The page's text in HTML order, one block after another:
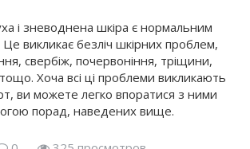
і зневоднена шкіра є нормальним
викликає безліч шкірних проблем,
свербіж, почервоніння, тріщини,
Хоча всі ці проблеми викликають
ви можете легко впоратися з ними
порад, наведених вище.